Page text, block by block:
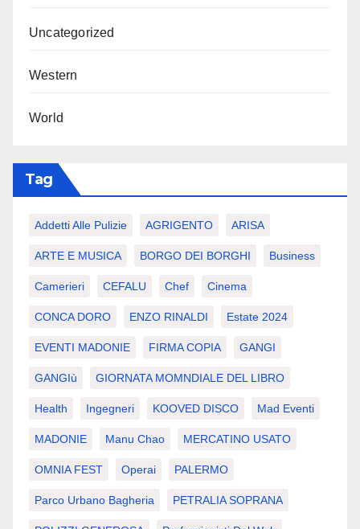
Uncategorized
Western
World
Tag
Addetti Alle Pulizie AGRIGENTO ARISA
ARTE E MUSICA BORGO DEI BORGHI Business
Camerieri CEFALU Chef Cinema
CONCA DORO ENZO RINALDI Estate 2024
EVENTI MADONIE FIRMA COPIA GANGI
GANGIù GIORNATA MOMNDIALE DEL LIBRO
Health Ingegneri KOOVED DISCO Mad Eventi
MADONIE Manu Chao MERCATINO USATO
OMNIA FEST Operai PALERMO
Parco Urbano Bagheria PETRALIA SOPRANA